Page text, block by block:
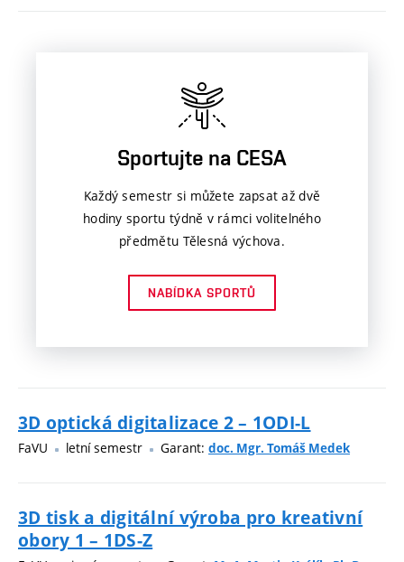
Sportujte na CESA
Každý semestr si můžete zapsat až dvě
hodiny sportu týdně v rámci volitelného
předmětu Tělesná výchova.
NABÍDKA SPORTŮ
3D optická digitalizace 2 – 1ODI-L
FaVU letní semestr Garant: doc. Mgr. Tomáš Medek
3D tisk a digitální výroba pro kreativní
obory 1 – 1DS-Z